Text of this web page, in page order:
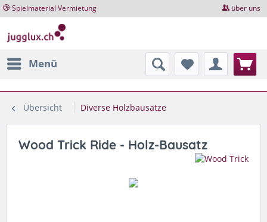
Spielmaterial Vermietung über uns
Menü
Übersicht Diverse Holzbausätze
Wood Trick Ride - Holz-Bausatz